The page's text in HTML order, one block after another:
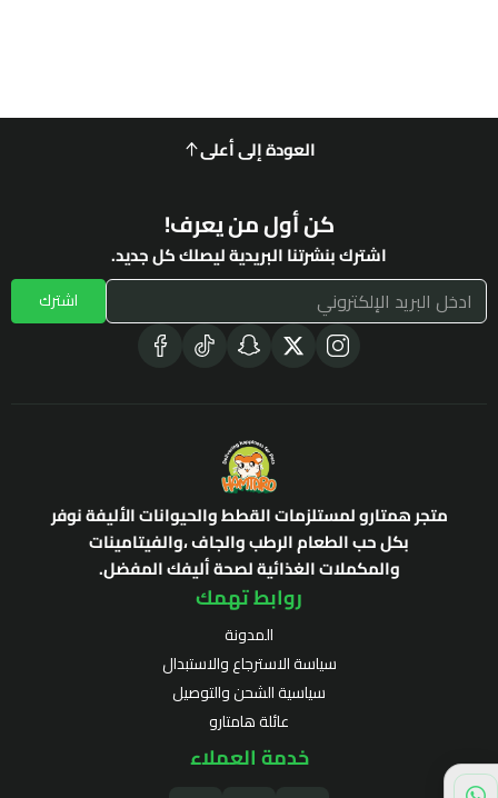
العودة إلى أعلى
كن أول من يعرف!
اشترك بنشرتنا البريدية ليصلك كل جديد.
اشترك
متجر همتارو لمستلزمات القطط والحيوانات الأليفة نوفر
بكل حب الطعام الرطب والجاف ،والفيتامينات
والمكملات الغذائية لصحة أليفك المفضل.
روابط تهمك
المدونة
سياسة الاسترجاع والاستبدال
سياسية الشحن والتوصيل
عائلة هامتارو
خدمة العملاء